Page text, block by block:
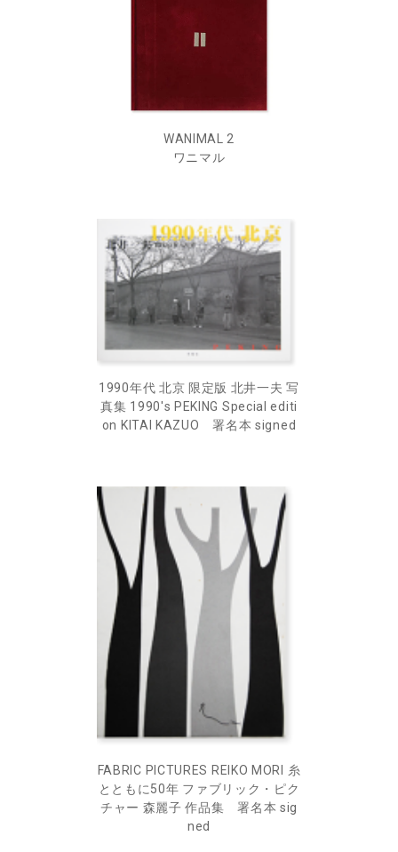
WANIMAL 2
ワニマル
1990年代 北京 限定版 北井一夫 写
真集 1990's PEKING Special editi
on KITAI KAZUO 署名本 signed
FABRIC PICTURES REIKO MORI 糸
とともに50年 ファブリック・ピク
チャー 森麗子 作品集 署名本 sig
ned